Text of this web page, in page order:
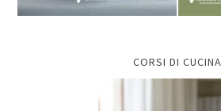
CORSI DI CUCINA